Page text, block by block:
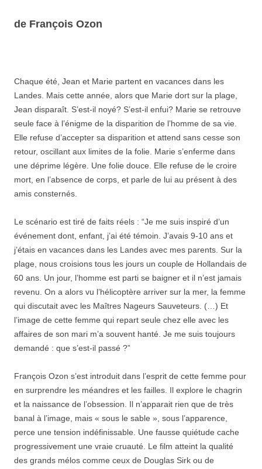
de François Ozon
Chaque été, Jean et Marie partent en vacances dans les
Landes. Mais cette année, alors que Marie dort sur la plage,
Jean disparaît. S’est-il noyé? S’est-il enfui? Marie se retrouve
seule face à l’énigme de la disparition de l’homme de sa vie.
Elle refuse d’accepter sa disparition et attend sans cesse son
retour, oscillant aux limites de la folie. Marie s’enferme dans
une déprime légère. Une folie douce. Elle refuse de le croire
mort, en l’absence de corps, et parle de lui au présent à des
amis consternés.
Le scénario est tiré de faits réels : “Je me suis inspiré d’un
événement dont, enfant, j’ai été témoin. J’avais 9-10 ans et
j’étais en vacances dans les Landes avec mes parents. Sur la
plage, nous croisions tous les jours un couple de Hollandais de
60 ans. Un jour, l’homme est parti se baigner et il n’est jamais
revenu. On a alors vu l’hélicoptère arriver sur la mer, la femme
qui discutait avec les Maîtres Nageurs Sauveteurs. (…) Et
l’image de cette femme qui repart seule chez elle avec les
affaires de son mari m’a souvent hanté. Je me suis toujours
demandé : que s’est-il passé ?”
François Ozon s’est introduit dans l’esprit de cette femme pour
en surprendre les méandres et les failles. Il explore le chagrin
et la naissance de l’obsession. Il n’apparait rien que de très
banal à l’image, mais « sous le sable », sous l’apparence,
perce une tension indéfinissable. Une fausse quiétude cache
progressivement une vraie cruauté. Le film atteint la qualité
des grands mélos comme ceux de Douglas Sirk ou de